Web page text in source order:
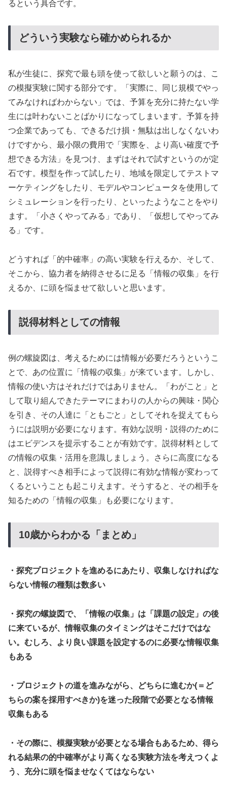
るという具合です。
どういう実験なら確かめられるか
私が生徒に、探究で最も頭を使って欲しいと願うのは、こ
の模擬実験に関する部分です。「実際に、同じ規模でやっ
てみなければわからない」では、予算を充分に持たない学
生には叶わないことばかりになってしまいます。予算を持
つ企業であっても、できるだけ損・無駄は出しなくないわ
けですから、最小限の費用で「実際を、より高い確度で予
想できる方法」を見つけ、まずはそれで試すというのが定
石です。模型を作って試したり、地域を限定してテストマ
ーケティングをしたり、モデルやコンピュータを使用して
シミュレーションを行ったり、といったようなことをやり
ます。「小さくやってみる」であり、「仮想してやってみ
る」です。
どうすれば「的中確率」の高い実験を行えるか、そして、
そこから、協力者を納得させるに足る「情報の収集」を行
えるか、に頭を悩ませて欲しいと思います。
説得材料としての情報
例の螺旋図は、考えるためには情報が必要だろうというこ
とで、あの位置に「情報の収集」が来ています。しかし、
情報の使い方はそれだけではありません。「わがこと」と
して取り組んできたテーマにまわりの人からの興味・関心
を引き、その人達に「ともごと」としてそれを捉えてもら
うには説明が必要になります。有効な説明・説得のために
はエビデンスを提示することが有効です。説得材料として
の情報の収集・活用を意識しましょう。さらに高度になる
と、説得すべき相手によって説得に有効な情報が変わって
くるということも起こりえます。そうすると、その相手を
知るための「情報の収集」も必要になります。
10歳からわかる「まとめ」
・探究プロジェクトを進めるにあたり、収集しなければな
らない情報の種類は数多い
・探究の螺旋図で、「情報の収集」は「課題の設定」の後
に来ているが、情報収集のタイミングはそこだけではな
い。むしろ、より良い課題を設定するのに必要な情報収集
もある
・プロジェクトの道を進みながら、どちらに進むか(＝ど
ちらの案を採用すべきか)を迷った段階で必要となる情報
収集もある
・その際に、模擬実験が必要となる場合もあるため、得ら
れる結果の的中確率がより高くなる実験方法を考えつくよ
う、充分に頭を悩ませなくてはならない